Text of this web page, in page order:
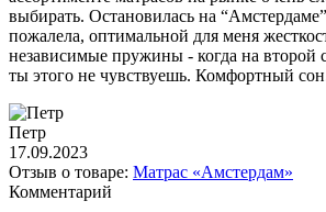
выбирать. Остановилась на
пожалела, оптимальной для меня
независимые пружины - когда на второй
ты этого не чувствуешь. Комфортный
Петр
17.09.2023
Отзыв о товаре: Матрас «Амстердам»
Комментарий